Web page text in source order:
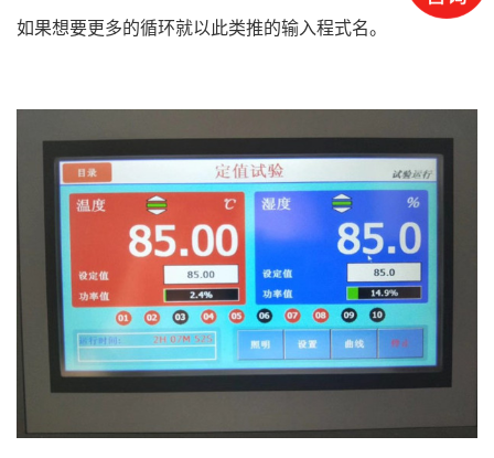
如果想要更多的循环就以此类推的输入程式名。